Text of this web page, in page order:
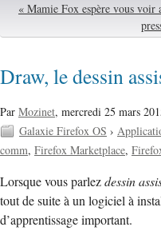
« Mamie Fox espère vous
Draw, le dessin
Par Mozinet, mercredi 25 mars
Galaxie Firefox OS ›
comm Firefox Marketplace
Lorsque vous parlezdessin
tout de suite à un logiciel à
d’apprentissage important.